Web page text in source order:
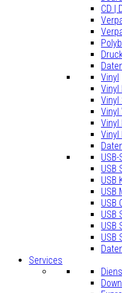
CD |
Vinyl
Vinyl
Vinyl
Vinyl
Vinyl
Vinyl
USB
USB
USB
USB
USB
USB
USB
Services